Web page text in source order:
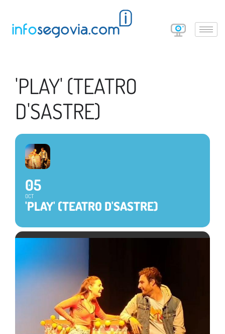
'PLAY' (TEATRO
D'SASTRE)
05
OCT
'PLAY' (TEATRO D'SASTRE)